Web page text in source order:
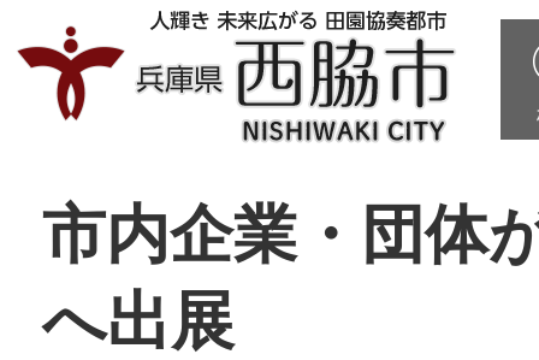
市内企業・団体
へ出展